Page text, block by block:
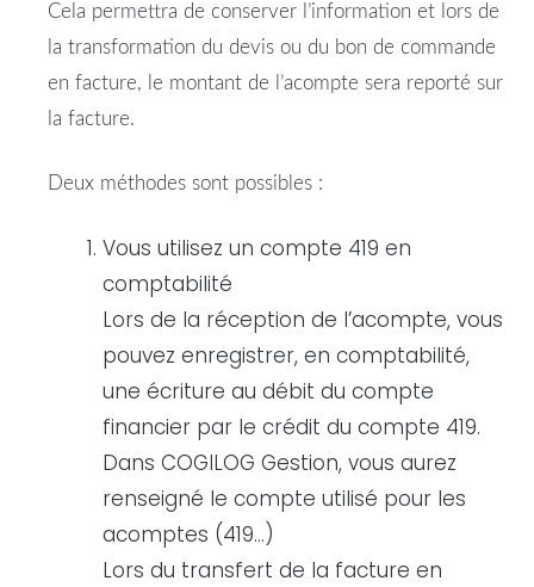
Cela permettra de conserver l’information et lors de
la transformation du devis ou du bon de commande
en facture, le montant de l’acompte sera reporté sur
la facture.
Deux méthodes sont possibles :
Vous utilisez un compte 419 en
comptabilité
Lors de la réception de l’acompte, vous
pouvez enregistrer, en comptabilité,
une écriture au débit du compte
financier par le crédit du compte 419.
Dans COGILOG Gestion, vous aurez
renseigné le compte utilisé pour les
acomptes (419…)
Lors du transfert de la facture en